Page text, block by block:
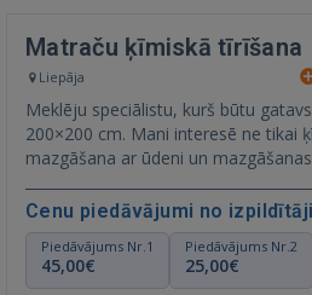
Matraču ķīmiskā tīrīšana
Liepāja
Meklēju speciālistu, kurš būtu
200×200 cm. Mani interesē ne tikai
mazgāšana ar ūdeni un
Cenu piedāvājumi no
Piedāvājums Nr.1
45,00€
Piedāvājums Nr.2
25,00€